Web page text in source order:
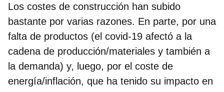
Los costes de construcción han subido
bastante por varias razones. En parte, por una
falta de productos (el covid-19 afectó a la
cadena de producción/materiales y también a
la demanda) y, luego, por el coste de
energía/inflación, que ha tenido su impacto en